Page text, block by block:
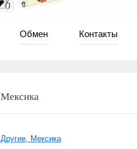
Обмен Контакты
Мексика
Другие, Мексика